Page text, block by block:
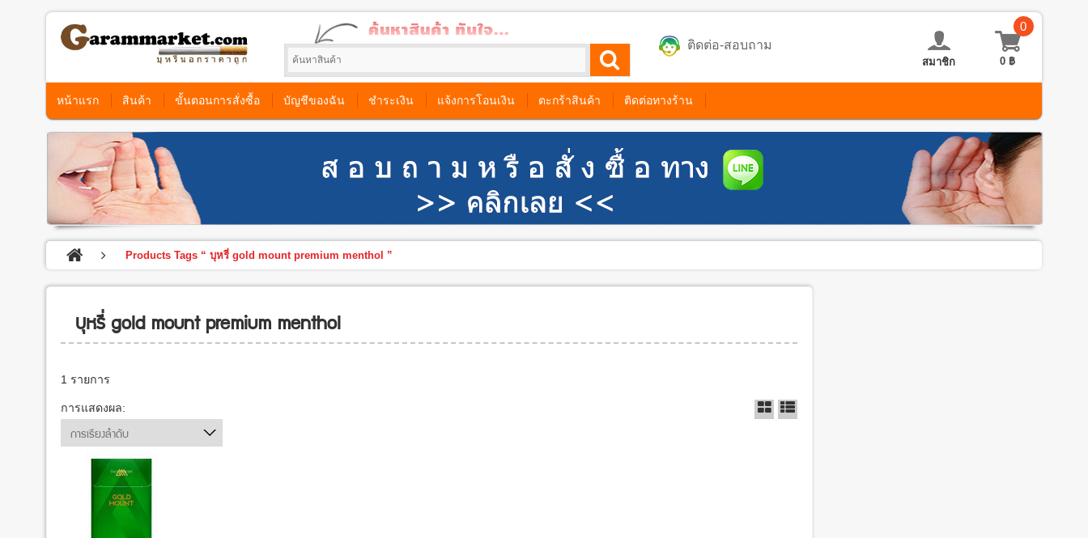
ติดต่อ-สอบถาม
0
0 ฿
สมาชิก
หน้าแรก สินค้า ขั้นตอนการสั่งซื้อ บัญชีของฉัน ชำระเงิน แจ้งการโอนเงิน ตะกร้าสินค้า ติดต่อทางร้าน
Products Tags “ บุหรี่ gold mount premium menthol ”
บุหรี่ gold mount premium menthol
1 รายการ
การแสดงผล:
การเรียงลำดับ